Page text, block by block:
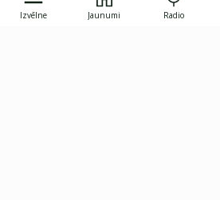
Izvēlne Jaunumi Radio